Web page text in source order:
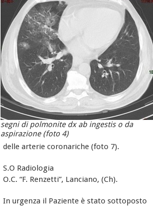
segni di polmonite dx ab ingestis o da
aspirazione (foto 4)
delle arterie coronariche (foto 7).
S.O Radiologia
O.C. “F. Renzetti”, Lanciano, (Ch).
In urgenza il Paziente è stato sottoposto